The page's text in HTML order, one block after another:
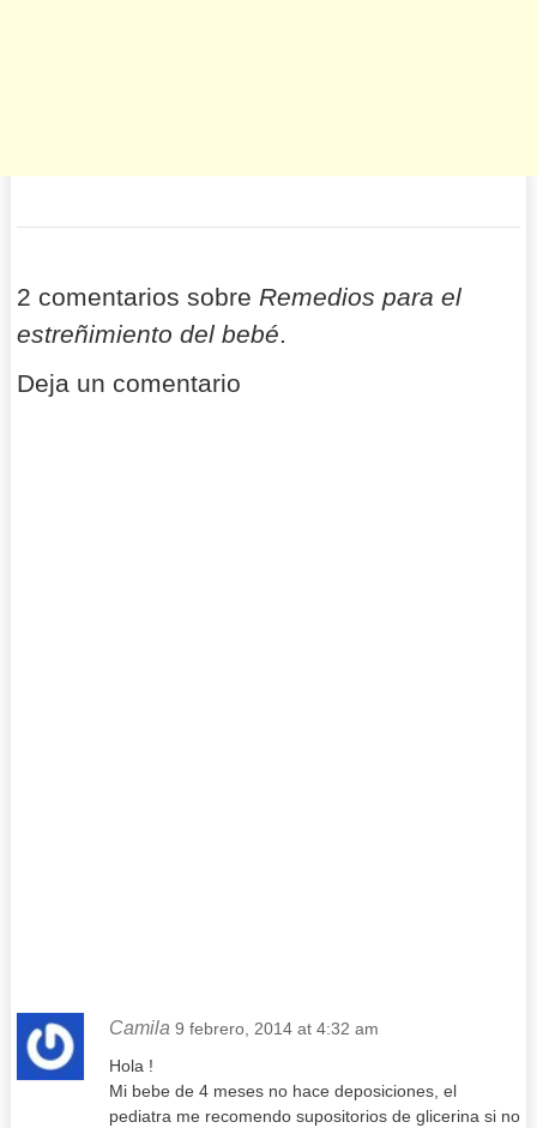
2 comentarios sobre Remedios para el
estreñimiento del bebé
Deja un comentario
Camila 9 febrero, 2014 at 4:32 am
Hola !
Mi bebe de 4 meses no hace deposiciones, el
pediatra me recomendo supositorios de glicerina si no